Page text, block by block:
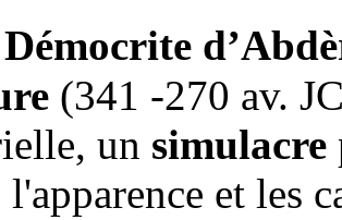
Démocrite
(341 -270 av.
un simulacre
l'apparence et les